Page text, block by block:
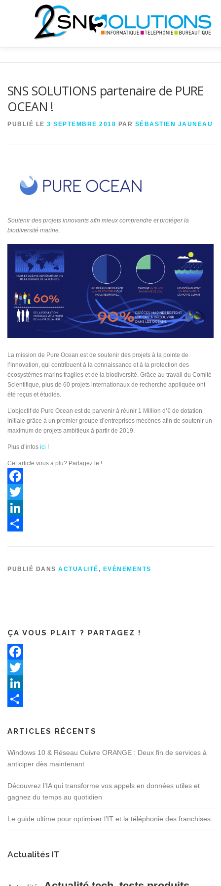
BUREAUTIQUE
SNS SOLUTIONS partenaire de PURE
OCEAN !
PUBLIÉ LE 3 SEPTEMBRE 2018 PAR SÉBASTIEN JAUNEAU
Soutenir des projets innovants afin mieux comprendre et protéger la
biodiversité marine.
La mission de Pure Ocean est de soutenir des projets à la pointe de
l’innovation, qui contribuent à la connaissance et à la protection des
écosystèmes marins fragiles et de la biodiversité. Grâce au travail du Comité
Scientifique, plus de 60 projets internationaux de recherche appliquée ont
été reçus et étudiés.
L’objectif de Pure Ocean est de parvenir à réunir 1 Million d’€ de dotation
initiale grâce à un premier groupe d’entreprises mécènes afin de soutenir un
maximum de projets ambitieux à partir de 2019.
Plus d’infos ici !
Cet article vous a plu? Partagez le !
Facebook
Twitter
LinkedIn
PUBLIÉ DANS ACTUALITÉ , EVÈNEMENTS
ÇA VOUS PLAIT ? PARTAGEZ !
Facebook
Twitter
LinkedIn
ARTICLES RÉCENTS
Windows 10 & Réseau Cuivre ORANGE : Deux fin de services à
anticiper dès maintenant
Découvrez l’IA qui transforme vos appels en données utiles et
gagnez du temps au quotidien
Le guide ultime pour optimiser l’IT et la téléphonie des franchises
Actualités IT